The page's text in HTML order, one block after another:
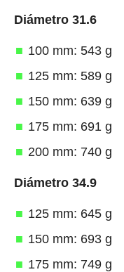
Diámetro 31.6
100 mm: 543 g
125 mm: 589 g
150 mm: 639 g
175 mm: 691 g
200 mm: 740 g
Diámetro 34.9
125 mm: 645 g
150 mm: 693 g
175 mm: 749 g